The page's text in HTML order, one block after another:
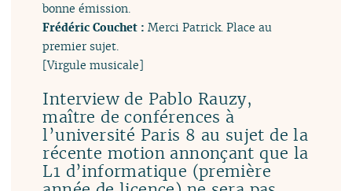
bonne émission.
Frédéric Couchet :Merci Patrick. Place au
premier sujet.
[Virgule musicale]
Interview de Pablo Rauzy,
maître de conférences à
l’université Paris 8 au sujet de la
récente motion annonçant que la
L1 d’informatique (première